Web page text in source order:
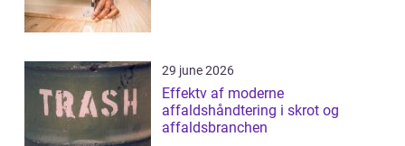
29 june 2026
Effektv af moderne
affaldshåndtering i skrot og
affaldsbranchen